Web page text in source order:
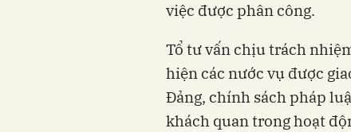
việc được phân công.
Tổ tư vấn chịu trách
hiện các nước vụ được
Đảng, chính sách pháp
khách quan trong hoạt